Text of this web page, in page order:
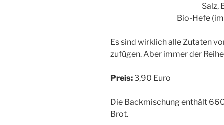
Salz,
Bio-Hefe
Es sind wirklich alle Zutaten
zufügen. Aber immer der
Preis:3,90 Euro
Die Backmischung enthält
Brot.